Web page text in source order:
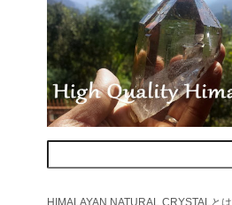
HIMALAYAN NATURAL CRYSTALとは